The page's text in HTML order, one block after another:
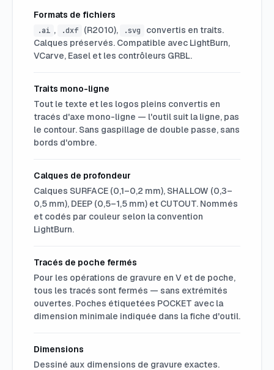
Formats de fichiers
.ai , .dxf (R2010), .svg
convertis en traits.
Calques préservés. Compatible avec LightBurn,
VCarve, Easel et les contrôleurs GRBL.
Traits mono-ligne
Tout le texte et les logos pleins convertis en
tracés d'axe mono-ligne — l'outil suit la ligne, pas
le contour. Sans gaspillage de double passe, sans
bords d'ombre.
Calques de profondeur
Calques SURFACE (0,1–0,2 mm), SHALLOW (0,3–
0,5 mm), DEEP (0,5–1,5 mm) et CUTOUT. Nommés
et codés par couleur selon la convention
LightBurn.
Tracés de poche fermés
Pour les opérations de gravure en V et de poche,
tous les tracés sont fermés — sans extrémités
ouvertes. Poches étiquetées POCKET avec la
dimension minimale indiquée dans la fiche d'outil.
Dimensions
Dessiné aux dimensions de gravure exactes.